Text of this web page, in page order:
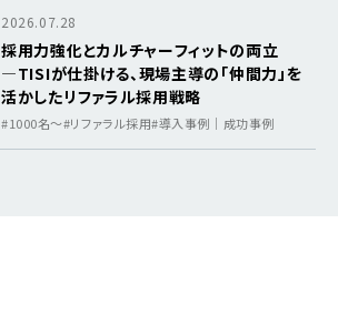
2026.07.28
採用力強化とカルチャーフィットの両立
―TISIが仕掛ける、現場主導の「仲間力」を
活かしたリファラル採用戦略
#1000名〜#リファラル採用#導入事例｜成功事例